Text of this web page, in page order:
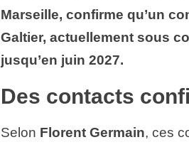
Marseille, confirme qu’un
Galtier, actuellement sous
jusqu’en juin 2027.
Des contacts
Selon Florent Germain, ces